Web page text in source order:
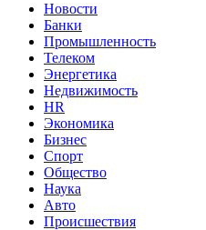
Новости
Банки
Промышленность
Телеком
Энергетика
Недвижимость
HR
Экономика
Бизнес
Спорт
Общество
Наука
Авто
Происшествия